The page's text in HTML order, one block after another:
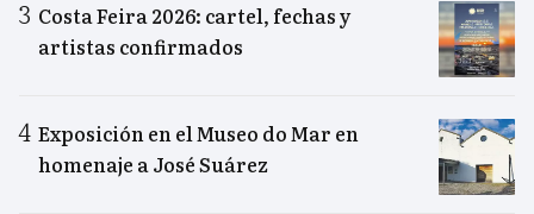
Costa Feira 2026: cartel, fechas y
artistas confirmados
Exposición en el Museo do Mar en
homenaje a José Suárez